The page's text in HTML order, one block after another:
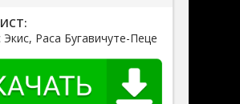
Экис, Раса Бугавичуте-Пеце